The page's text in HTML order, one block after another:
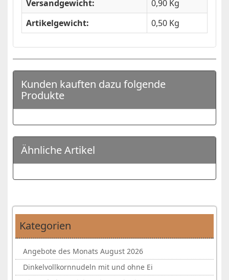
Versandgewicht:
0,90 Kg
Artikelgewicht:
0,50 Kg
Kunden kauften dazu folgende
Produkte
Ähnliche Artikel
Kategorien
Angebote des Monats August 2026
Dinkelvollkornnudeln mit und ohne Ei